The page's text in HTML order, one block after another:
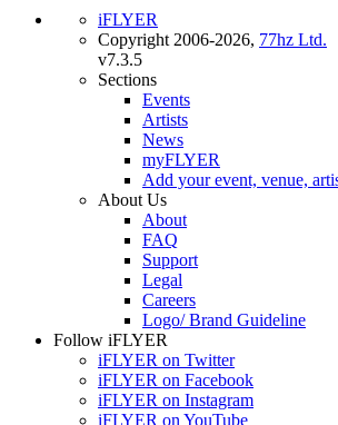
iFLYER
Copyright 2006-2026, 77hz Ltd.
v7.3.5
Sections
Events
Artists
News
myFLYER
Add your event, venue,
About Us
About
FAQ
Support
Legal
Careers
Logo/ Brand Guideline
Follow iFLYER
iFLYER on Twitter
iFLYER on Facebook
iFLYER on Instagram
iFLYER on YouTube